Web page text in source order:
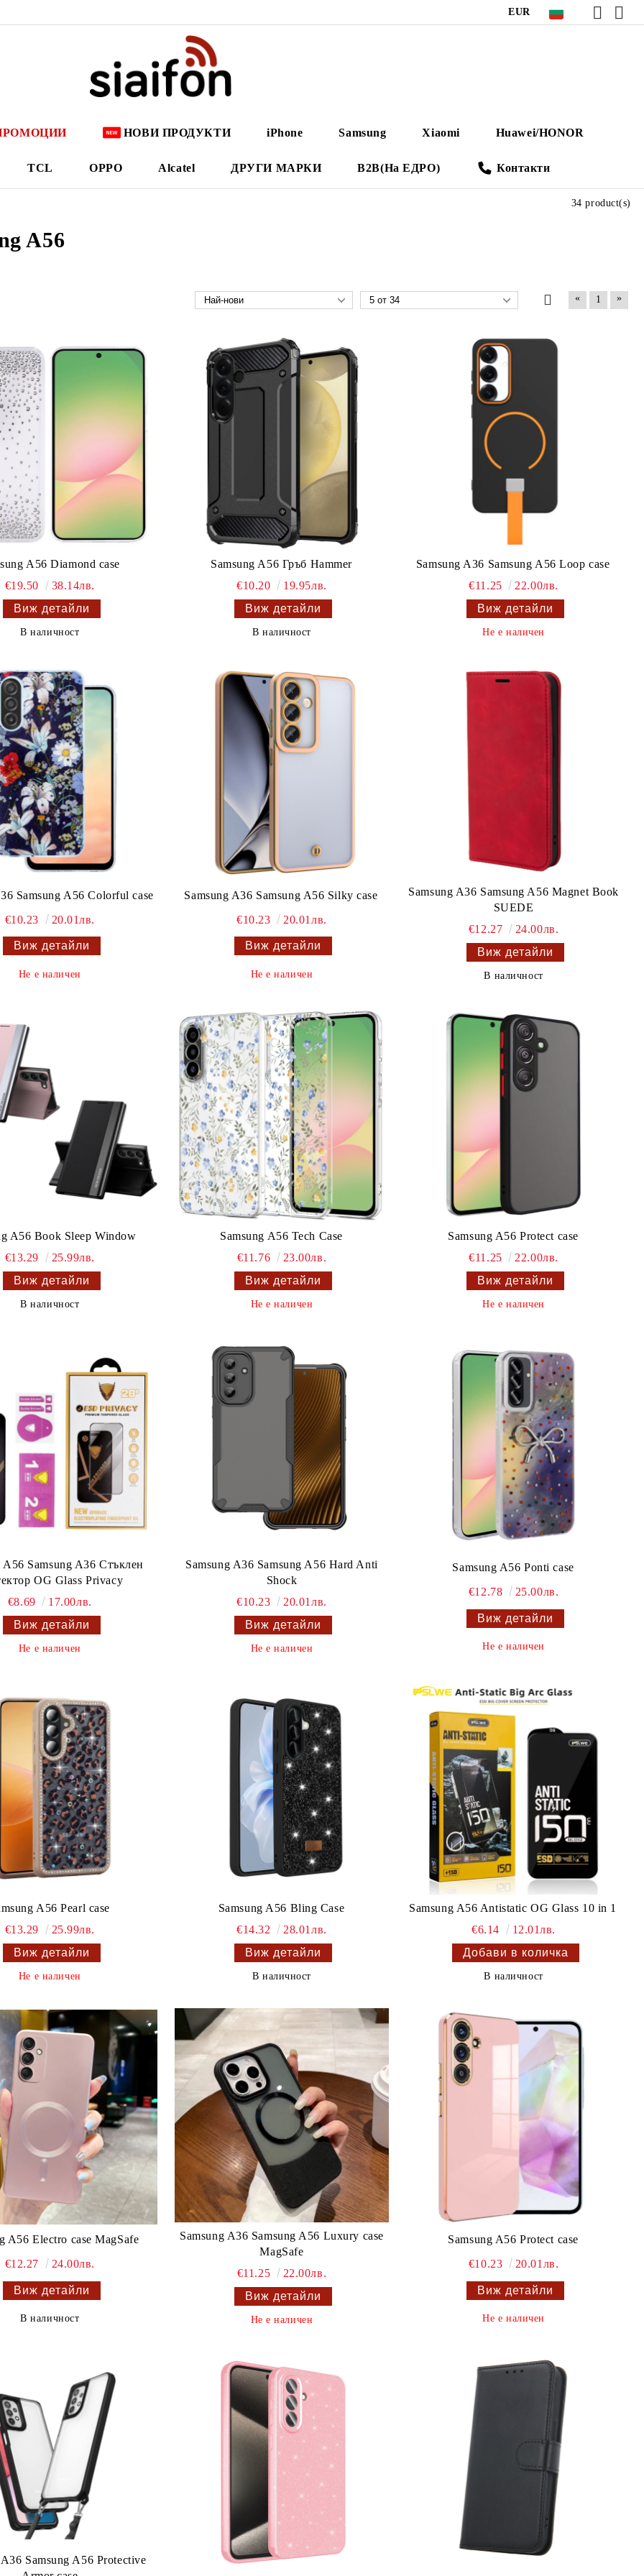
EUR
НОВИ ПРОДУКТИ iPhone Samsung Xiaomi Huawei/HONOR
TCL OPPO Alcatel ДРУГИ МАРКИ B2B(На ЕДРО) Контакти
A56
34 product(s)
« 1 »
A56 Diamond case
€19.50
38.14лв.
Виж детайли
В наличност
Samsung A56 Гръб Hammer
€10.20
19.95лв.
Виж детайли
В наличност
Samsung A36 Samsung A56 Loop case
€11.25
22.00лв.
Виж детайли
Не е наличен
Samsung A56 Colorful case
€10.23 20.01лв.
Виж детайли
Не е наличен
Samsung A36 Samsung A56 Silky case
€10.23 20.01лв.
Виж детайли
Не е наличен
Samsung A36 Samsung A56 Magnet Book
SUEDE
€12.27
24.00лв.
Виж детайли
В наличност
A56 Book Sleep Window
€13.29
25.99лв.
Виж детайли
В наличност
Samsung A56 Tech Case
€11.76
23.00лв.
Виж детайли
Не е наличен
Samsung A56 Protect case
€11.25
22.00лв.
Виж детайли
Не е наличен
A56 Samsung A36 Стъклен
OG Glass Privacy
€8.69
17.00лв.
Виж детайли
Не е наличен
Samsung A36 Samsung A56 Hard Anti
Shock
€10.23
20.01лв.
Виж детайли
Не е наличен
Samsung A56 Ponti case
€12.78 25.00лв.
Виж детайли
Не е наличен
A56 Pearl case
€13.29
25.99лв.
Виж детайли
Не е наличен
Samsung A56 Bling Case
€14.32
28.01лв.
Виж детайли
В наличност
Samsung A56 Antistatic OG Glass 10 in 1
€6.14
12.01лв.
В наличност
A56 Electro case MagSafe
€12.27 24.00лв.
Виж детайли
В наличност
Samsung A36 Samsung A56 Luxury case
MagSafe
€11.25
22.00лв.
Виж детайли
Не е наличен
Samsung A56 Protect case
€10.23 20.01лв.
Виж детайли
Не е наличен
A36 Samsung A56 Protective